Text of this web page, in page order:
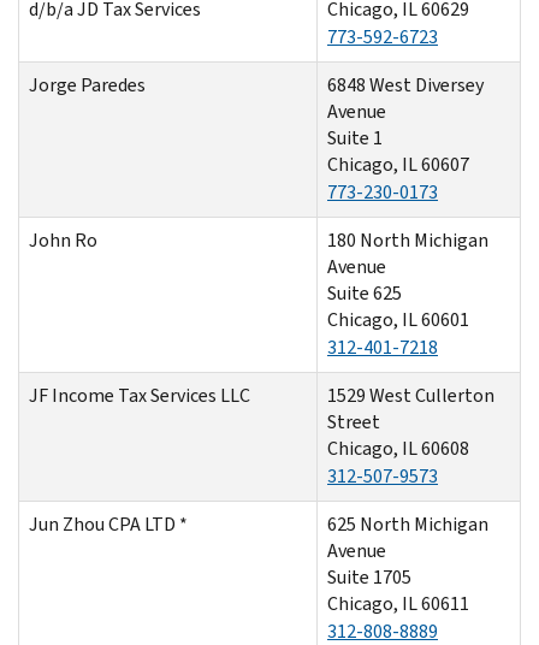
d/b/a JD Tax Services
Chicago, IL 60629
773-592-6723
Jorge Paredes
6848 West Diversey
Avenue
Suite 1
Chicago, IL 60607
773-230-0173
John Ro
180 North Michigan
Avenue
Suite 625
Chicago, IL 60601
312-401-7218
JF Income Tax Services LLC
1529 West Cullerton
Street
Chicago, IL 60608
312-507-9573
Jun Zhou CPA LTD *
625 North Michigan
Avenue
Suite 1705
Chicago, IL 60611
312-808-8889